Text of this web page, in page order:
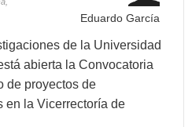
Eduardo García
de la Universidad
abierta la Convocatoria
de proyectos de
en la Vicerrectoría de